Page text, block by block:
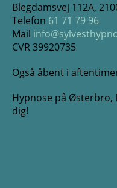
Blegdamsvej 112A,
Telefon 61 71 79 96
Mail
CVR 39920735
Også åbent i
Hypnose på
dig!